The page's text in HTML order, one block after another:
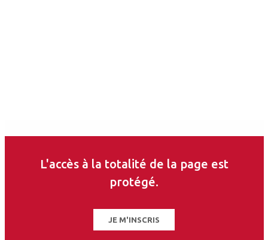
DMLA et éducation
thérapeutique :
comment mettre en place un
programme d'ETP ?
L'accès à la totalité de la page est
protégé.
JE M'INSCRIS